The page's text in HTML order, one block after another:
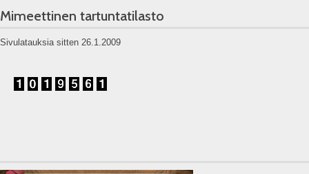
Mimeettinen tartuntatilasto
Sivulatauksia sitten 26.1.2009